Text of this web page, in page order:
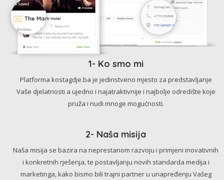
1- Ko smo mi
Platforma kostagdje.ba je jedinstveno mjesto za predstavljanje
Vaše djelatnosti a ujedno i najatraktivnije i najbolje odredište koje
pruža i nudi mnoge mogućnosti.
2- Naša misija
Naša misija se bazira na neprestanom razvoju i primjeni inovativnih
i konkretnih rješenja, te postavljanju novih standarda medija i
marketinga, kako bismo bili trajni partner u unapređenju Vašeg